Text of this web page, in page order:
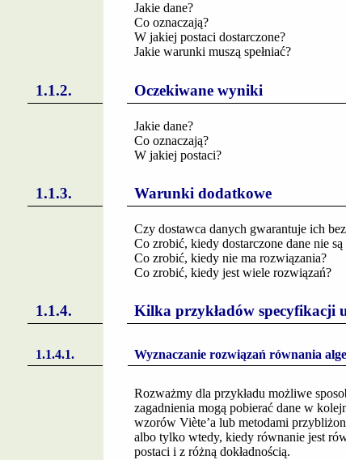
Jakie dane?
Co oznaczają?
W jakiej postaci dostarczone?
Jakie warunki muszą spełniać?
Oczekiwane wyniki
Jakie dane?
Co oznaczają?
W jakiej postaci?
Warunki dodatkowe
Czy dostawca danych gwarantuje ich
Co zrobić, kiedy dostarczone dane nie
Co zrobić, kiedy nie ma rozwiązania?
Co zrobić, kiedy jest wiele rozwiązań?
Kilka przykładów specyfikacji
Wyznaczanie rozwiązań równania
Rozważmy dla przykładu możliwe
zagadnienia mogą pobierać dane w
wzorów Viète’a lub metodami
albo tylko wtedy, kiedy równanie jest
postaci i z różną dokładnością.